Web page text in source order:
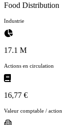
Food Distribution
Industrie
17.1 M
Actions en circulation
16,77 €
Valeur comptable / action